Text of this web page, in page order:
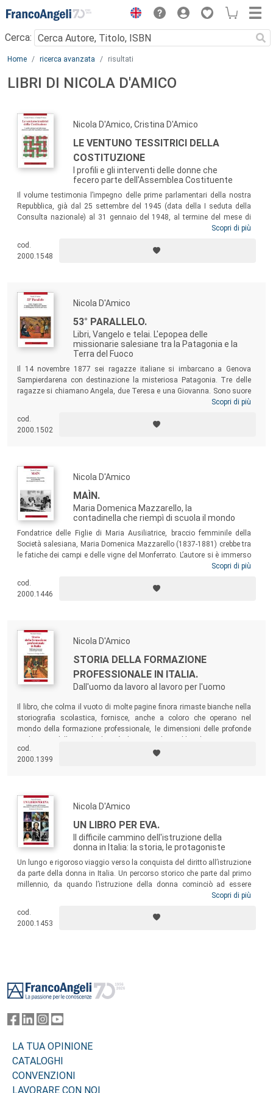
Menu
Cerca:
Main content
Home ricerca avanzata risultati
LIBRI DI NICOLA D'AMICO
Nicola D'Amico, Cristina D'Amico
LE VENTUNO TESSITRICI DELLA
COSTITUZIONE
I profili e gli interventi delle donne che
fecero parte dell'Assemblea Costituente
Il volume testimonia l’impegno delle prime parlamentari della nostra
Repubblica, già dal 25 settembre del 1945 (data della I seduta della
Consulta nazionale) al 31 gennaio del 1948, al termine del mese di
dell’Assemblea Costituente seguito all’entrata in vigore
per l’affermazione di eguaglianza, equità, giustizia sociale, ma dà
voce anche a quegli interventi “minori”, ispirati alla sensibilità per le
Scopri di più
cod.
2000.1548
Nicola D'Amico
53° PARALLELO.
Libri, Vangelo e telai. L'epopea delle
missionarie salesiane tra la Patagonia e la
Terra del Fuoco
Il 14 novembre 1877 sei ragazze italiane si imbarcano a Genova
Sampierdarena con destinazione la misteriosa Patagonia. Tre delle
ragazze si chiamano Angela, due Teresa e una Giovanna. Sono suore
Figlie di Maria Ausiliatrice, salesiane di don Bosco. Il volume racconta
l’estrema Argentina e là dove finiscono le Ande cilene vissero,
insegnarono, evangelizzarono, soffrirono e morirono. La storia delle
Scopri di più
cod.
2000.1502
Nicola D'Amico
MAÌN.
Maria Domenica Mazzarello, la
contadinella che riempì di scuola il mondo
Fondatrice delle Figlie di Maria Ausiliatrice, braccio femminile della
Società salesiana, Maria Domenica Mazzarello (1837-1881) crebbe tra
le fatiche dei campi e delle vigne del Monferrato. L’autore si è immerso
nello studio della sua biografia scoprendone e restituendone la sua,
delle Figlie di Maria Ausiliatrice e la documentazione boschiana.
Un’indagine dalla quale emerge la santità di Suor Maria, in sintonia
Scopri di più
cod.
2000.1446
Nicola D'Amico
STORIA DELLA FORMAZIONE
PROFESSIONALE IN ITALIA.
Dall'uomo da lavoro al lavoro per l'uomo
Il libro, che colma il vuoto di molte pagine finora rimaste bianche nella
storiografia scolastica, fornisce, anche a coloro che operano nel
mondo della formazione professionale, le dimensioni delle profonde
cod.
2000.1399
Nicola D'Amico
UN LIBRO PER EVA.
Il difficile cammino dell'istruzione della
donna in Italia: la storia, le protagoniste
Un lungo e rigoroso viaggio verso la conquista del diritto all’istruzione
da parte della donna in Italia. Un percorso storico che parte dal primo
millennio, da quando l’istruzione della donna cominciò ad essere
negata sulla scorta di interpretazioni pseudobibliche di comodo. La
accompagna a quella dei valori di giustizia e di solidarietà. Ogni
vittoria della donna è, dunque, una vittoria dell’umanità.
Scopri di più
cod.
2000.1453
LA TUA OPINIONE
CATALOGHI
CONVENZIONI
LAVORARE CON NOI